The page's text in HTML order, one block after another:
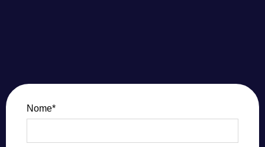
Nome*